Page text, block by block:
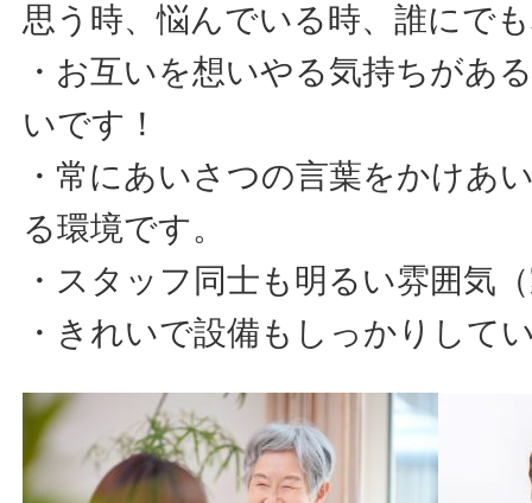
思う時、悩んでいる時、誰にで
・お互いを想いやる気持ちがあ
いです！
・常にあいさつの言葉をかけあ
る環境です。
・スタッフ同士も明るい雰囲気
・きれいで設備もしっかりして